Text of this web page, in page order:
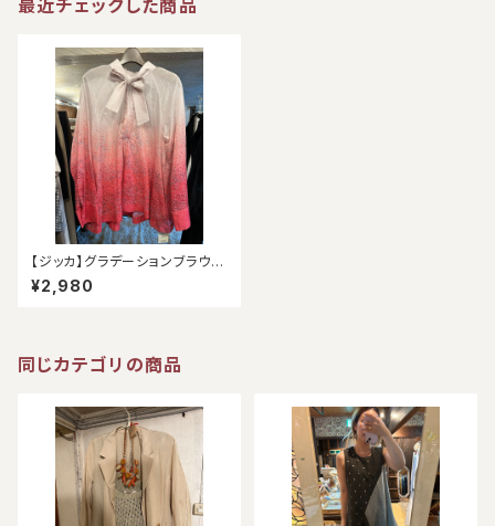
最近チェックした商品
【ジッカ】グラデーションブラウス
（アウトレット）
¥2,980
同じカテゴリの商品